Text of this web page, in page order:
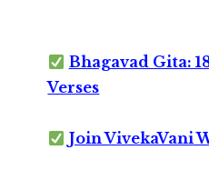
Bhagavad Gita:
Verses
Join VivekaVani